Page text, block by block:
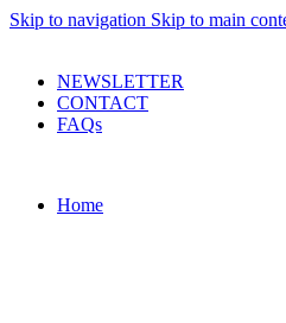
Skip to navigation Skip to main
NEWSLETTER
CONTACT
FAQs
Home